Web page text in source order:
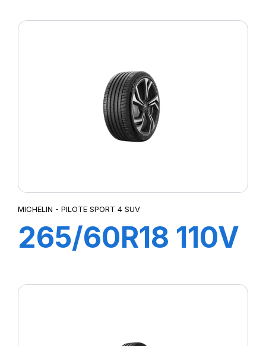
MICHELIN - PILOTE SPORT 4 SUV
265/60R18 110V